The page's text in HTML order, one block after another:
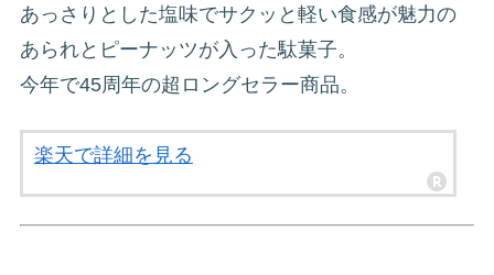
あっさりとした塩味でサクッと軽い食感が魅力の
あられとピーナッツが入った駄菓子。
今年で45周年の超ロングセラー商品。
楽天で詳細を見る